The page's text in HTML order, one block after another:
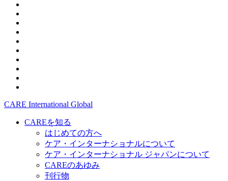
CARE International Global
CAREを知る
はじめての方へ
ケア・インターナショナルについて
ケア・インターナショナル ジャパンについて
CAREのあゆみ
刊行物